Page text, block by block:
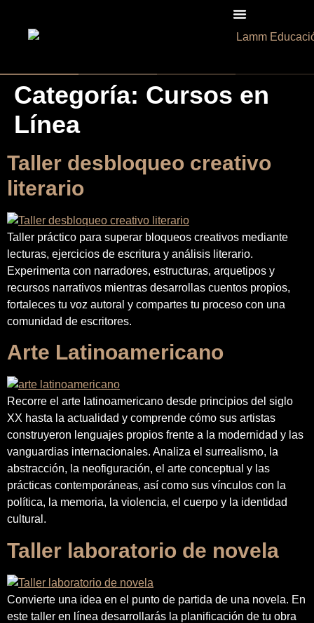
Categoría: Cursos en
Línea
Taller desbloqueo creativo
literario
Taller práctico para superar bloqueos creativos mediante
lecturas, ejercicios de escritura y análisis literario.
Experimenta con narradores, estructuras, arquetipos y
recursos narrativos mientras desarrollas cuentos propios,
fortaleces tu voz autoral y compartes tu proceso con una
comunidad de escritores.
Arte Latinoamericano
Recorre el arte latinoamericano desde principios del siglo
XX hasta la actualidad y comprende cómo sus artistas
construyeron lenguajes propios frente a la modernidad y las
vanguardias internacionales. Analiza el surrealismo, la
abstracción, la neofiguración, el arte conceptual y las
prácticas contemporáneas, así como sus vínculos con la
política, la memoria, la violencia, el cuerpo y la identidad
cultural.
Taller laboratorio de novela
Convierte una idea en el punto de partida de una novela. En
este taller en línea desarrollarás la planificación de tu obra